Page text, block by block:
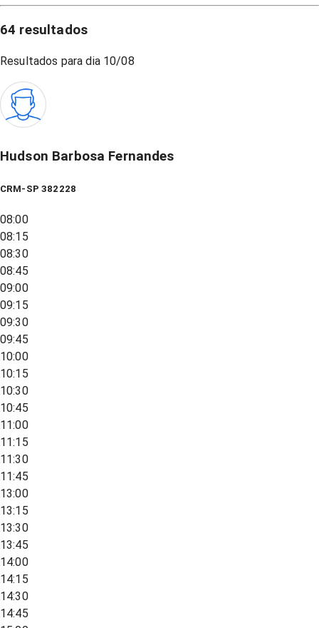
64 resultados
Resultados para dia 10/08
Hudson Barbosa Fernandes
CRM-SP 382228
08:00
08:15
08:30
08:45
09:00
09:15
09:30
09:45
10:00
10:15
10:30
10:45
11:00
11:15
11:30
11:45
13:00
13:15
13:30
13:45
14:00
14:15
14:30
14:45